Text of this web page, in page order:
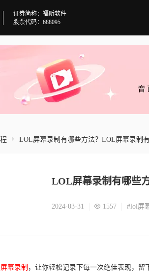
证券简称：福昕软件
股票代码：688095
LOL屏幕录制有哪些方法？LOL屏幕录制有
LOL屏幕录制有哪些
2024-03-31 1557 #lol屏
屏幕录制 ，让你轻松记录下每一次绝佳表现，